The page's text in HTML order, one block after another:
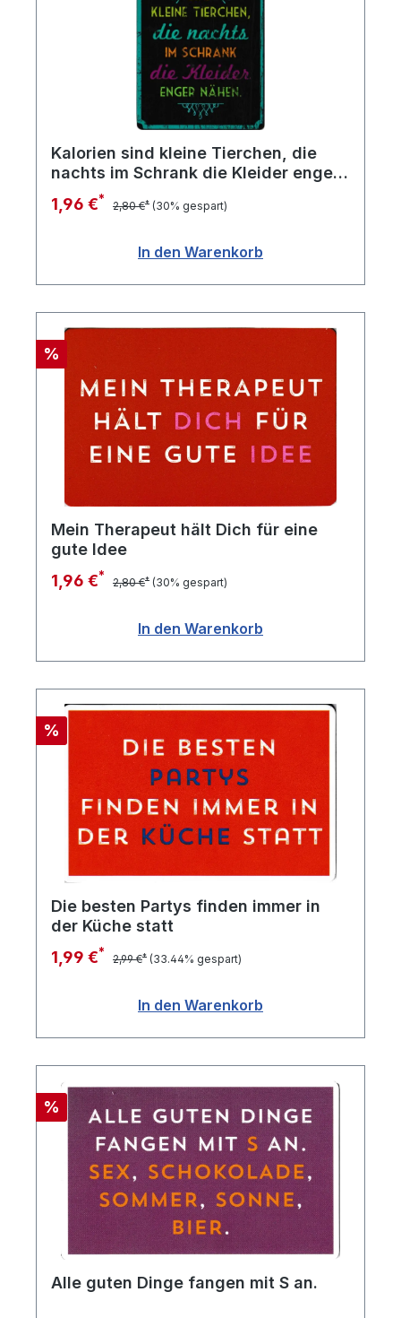
Kalorien sind kleine Tierchen, die
nachts im Schrank die Kleider enger
nähen.
1,96 €* 2,80 €* (30% gespart)
In den Warenkorb
Rabatt
%
Mein Therapeut hält Dich für eine
gute Idee
1,96 €* 2,80 €* (30% gespart)
In den Warenkorb
Rabatt
%
Die besten Partys finden immer in
der Küche statt
1,99 €* 2,99 €* (33.44% gespart)
In den Warenkorb
Rabatt
%
Alle guten Dinge fangen mit S an.